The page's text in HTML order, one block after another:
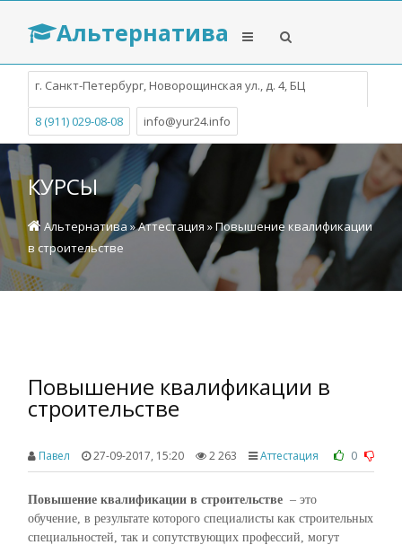
Альтернатива
г. Санкт-Петербург, Новорощинская ул., д. 4, БЦ
Собрание
8 (911) 029-08-08 info@yur24.info
КУРСЫ
Альтернатива »Аттестация » Повышение квалификации
в строительстве
Повышение квалификации в
строительстве
Павел 27-09-2017, 15:20 2 263 Аттестация 0
Повышение квалификации в строительстве – это
обучение, в результате которого специалисты как строительных
специальностей, так и сопутствующих профессий, могут